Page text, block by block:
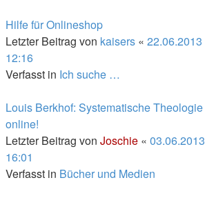
Hilfe für Onlineshop
Letzter Beitrag von kaisers « 22.06.2013
12:16
Verfasst in Ich suche …
Louis Berkhof: Systematische Theologie
online!
Letzter Beitrag von Joschie « 03.06.2013
16:01
Verfasst in Bücher und Medien